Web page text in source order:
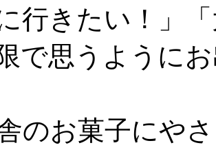
に行きたい！」
で思うように
のお菓子にや